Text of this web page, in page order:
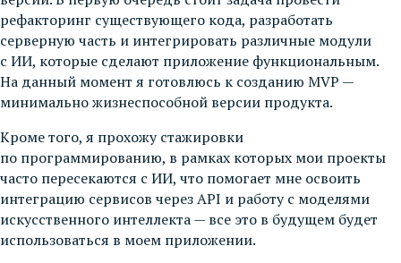
рефакторинг существующего кода, разработать
серверную часть и интегрировать различные модули
с ИИ, которые сделают приложение функциональным.
На данный момент я готовлюсь к созданию MVP —
минимально жизнеспособной версии продукта.
Кроме того, я прохожу стажировки
по программированию, в рамках которых мои проекты
часто пересекаются с ИИ, что помогает мне освоить
интеграцию сервисов через API и работу с моделями
искусственного интеллекта — все это в будущем будет
использоваться в моем приложении.